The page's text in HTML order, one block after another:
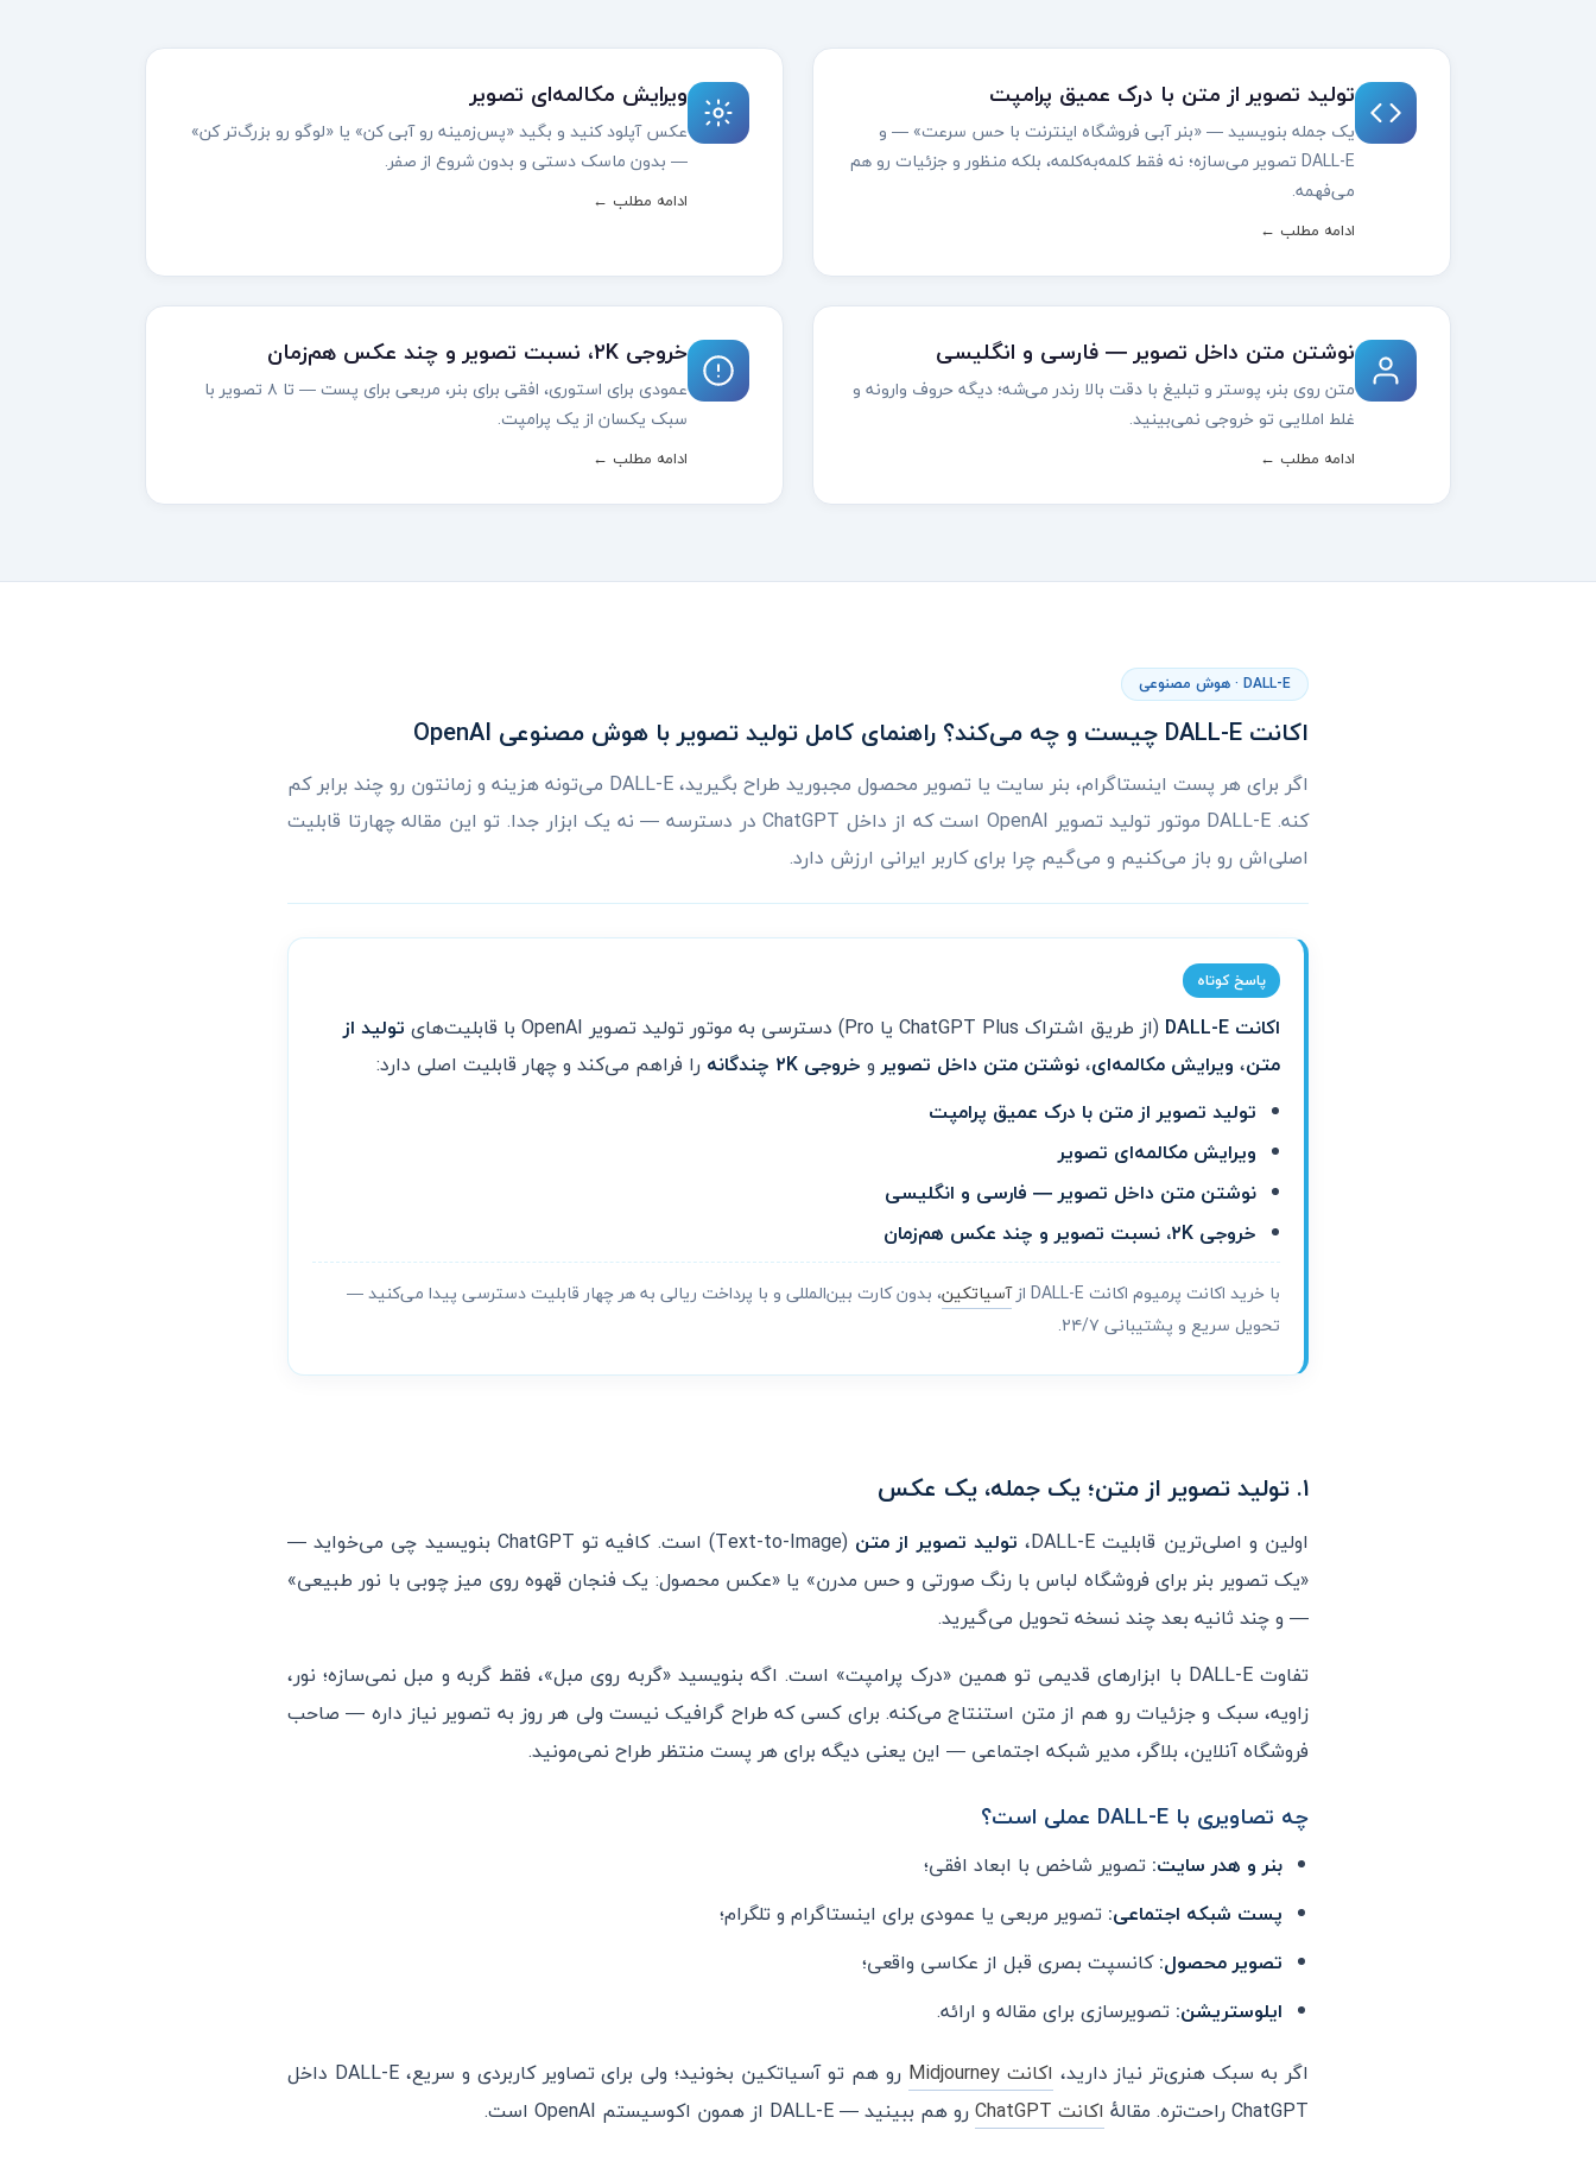
تولید تصویر از متن با درک عمیق پرامپت
یک جمله بنویسید — «بنر آبی فروشگاه اینترنت با حس سرعت» — و
DALL-E تصویر می‌سازه؛ نه فقط کلمه‌به‌کلمه، بلکه منظور و جزئیات رو هم
می‌فهمه.
ادامه مطلب ←
ویرایش مکالمه‌ای تصویر
عکس آپلود کنید و بگید «پس‌زمینه رو آبی کن» یا «لوگو رو بزرگ‌تر کن»
— بدون ماسک دستی و بدون شروع از صفر.
ادامه مطلب ←
نوشتن متن داخل تصویر — فارسی و انگلیسی
متن روی بنر، پوستر و تبلیغ با دقت بالا رندر می‌شه؛ دیگه حروف وارونه و
غلط املایی تو خروجی نمی‌بینید.
ادامه مطلب ←
خروجی ۲K، نسبت تصویر و چند عکس هم‌زمان
عمودی برای استوری، افقی برای بنر، مربعی برای پست — تا ۸ تصویر با
سبک یکسان از یک پرامپت.
ادامه مطلب ←
DALL-E · هوش مصنوعی
اکانت DALL-E چیست و چه می‌کند؟ راهنمای کامل تولید تصویر با هوش مصنوعی OpenAI
اگر برای هر پست اینستاگرام، بنر سایت یا تصویر محصول مجبورید طراح بگیرید، DALL-E می‌تونه هزینه و زمانتون رو چند برابر کم
کنه. DALL-E موتور تولید تصویر OpenAI است که از داخل ChatGPT در دسترسه — نه یک ابزار جدا. تو این مقاله چهارتا قابلیت
اصلی‌اش رو باز می‌کنیم و می‌گیم چرا برای کاربر ایرانی ارزش دارد.
پاسخ کوتاه
اکانت DALL-E (از طریق اشتراک ChatGPT Plus یا Pro) دسترسی به موتور تولید تصویر OpenAI با قابلیت‌های
تولید از
متن، ویرایش مکالمه‌ای،نوشتن متن داخل تصویرو خروجی ۲K چندگانه
را فراهم می‌کند و چهار قابلیت اصلی دارد:
تولید تصویر از متن با درک عمیق پرامپت
ویرایش مکالمه‌ای تصویر
نوشتن متن داخل تصویر — فارسی و انگلیسی
خروجی ۲K، نسبت تصویر و چند عکس هم‌زمان
با خرید اکانت پرمیوم اکانت DALL-E از آسیاتکین، بدون کارت بین‌المللی و با پرداخت ریالی به هر چهار قابلیت دسترسی پیدا می‌کنید —
تحویل سریع و پشتیبانی ۲۴/۷.
۱. تولید تصویر از متن؛ یک جمله، یک عکس
اولین و اصلی‌ترین قابلیت DALL-E، تولید تصویر از متن
(Text-to-Image) است. کافیه تو ChatGPT بنویسید چی می‌خواید —
«یک تصویر بنر برای فروشگاه لباس با رنگ صورتی و حس مدرن» یا «عکس محصول: یک فنجان قهوه روی میز چوبی با نور طبیعی»
— و چند ثانیه بعد چند نسخه تحویل می‌گیرید.
تفاوت DALL-E با ابزارهای قدیمی تو همین «درک پرامپت» است. اگه بنویسید «گربه روی مبل»، فقط گربه و مبل نمی‌سازه؛ نور،
زاویه، سبک و جزئیات رو هم از متن استنتاج می‌کنه. برای کسی که طراح گرافیک نیست ولی هر روز به تصویر نیاز داره — صاحب
فروشگاه آنلاین، بلاگر، مدیر شبکه اجتماعی — این یعنی دیگه برای هر پست منتظر طراح نمی‌مونید.
چه تصاویری با DALL-E عملی است؟
بنر و هدر سایت: تصویر شاخص با ابعاد افقی؛
پست شبکه اجتماعی: تصویر مربعی یا عمودی برای اینستاگرام و تلگرام؛
تصویر محصول:کانسپت بصری قبل از عکاسی واقعی؛
ایلوستریشن: تصویرسازی برای مقاله و ارائه.
اگر به سبک هنری‌تر نیاز دارید، اکانت Midjourney
رو هم تو آسیاتکین بخونید؛ ولی برای تصاویر کاربردی و سریع، DALL-E داخل
ChatGPT راحت‌تره. مقالهٔ
اکانت ChatGPT رو هم ببینید — DALL-E از همون اکوسیستم OpenAI است.